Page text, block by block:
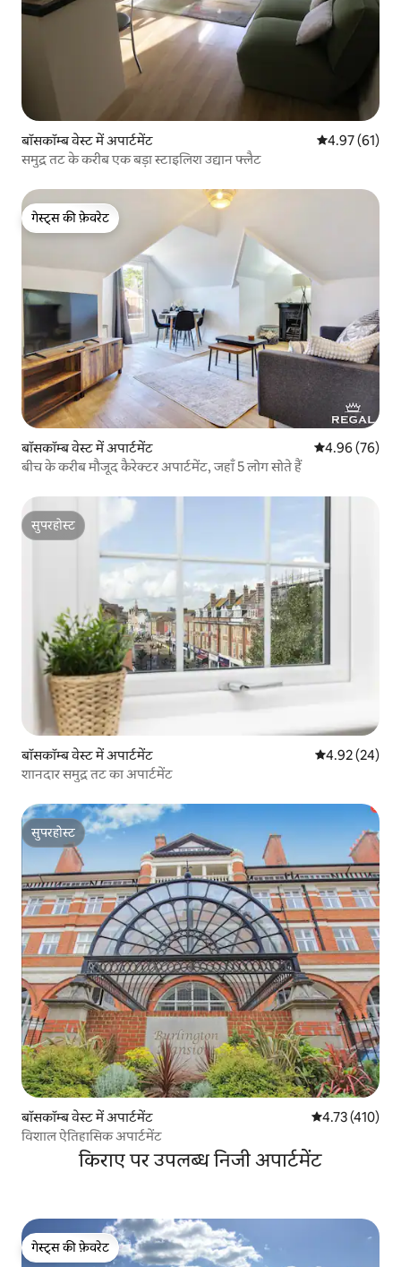
बॉसकॉम्ब वेस्ट में अपार्टमेंट औसत रेटिंग 5 में
4.97 (61)
समुद्र तट के करीब एक बड़ा स्टाइलिश उद्यान फ्लैट
गेस्ट्स की फ़ेवरेट
गेस्ट्स की फ़ेवरेट
बॉसकॉम्ब वेस्ट में अपार्टमेंट औसत रेटिंग 5 में
4.96 (76)
बीच के करीब मौजूद कैरेक्टर अपार्टमेंट, जहाँ 5 लोग सोते हैं
सुपरहोस्ट
सुपरहोस्ट
बॉसकॉम्ब वेस्ट में अपार्टमेंट औसत रेटिंग 5 में
4.92 (24)
शानदार समुद्र तट का अपार्टमेंट
सुपरहोस्ट
सुपरहोस्ट
बॉसकॉम्ब वेस्ट में अपार्टमेंट औसत रेटिंग 5 में से
4.73 (410)
विशाल ऐतिहासिक अपार्टमेंट
किराए पर उपलब्ध निजी अपार्टमेंट
गेस्ट्स की फ़ेवरेट
गेस्ट्स की फ़ेवरेट